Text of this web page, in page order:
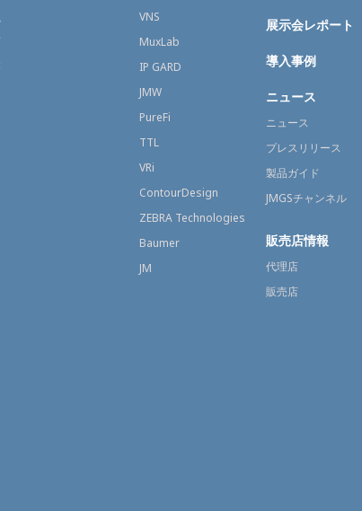
VNS
MuxLab
IP GARD
JMW
PureFi
TTL
VRi
ContourDesign
ZEBRA Technologies
Baumer
JM
展示会レポート
導入事例
ニュース
ニュース
プレスリリース
製品ガイド
JMGSチャンネル
販売店情報
代理店
販売店